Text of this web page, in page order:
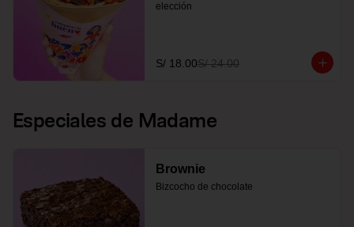
elección
S/ 18.00S/ 24.00
Especiales de Madame
Brownie
Bizcocho de chocolate